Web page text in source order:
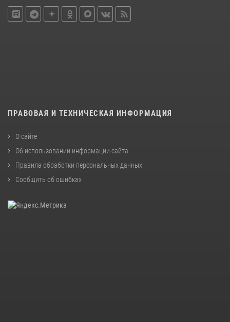
ПРАВОВАЯ И ТЕХНИЧЕСКАЯ ИНФОРМАЦИЯ
О сайте
Об использовании информации сайта
Правила обработки персональных данных
Сообщить об ошибках